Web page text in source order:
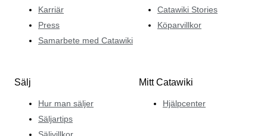
Karriär
Press
Samarbete med Catawiki
Catawiki Stories
Köparvillkor
Sälj
Hur man säljer
Säljartips
Säljvillkor
Mitt Catawiki
Hjälpcenter